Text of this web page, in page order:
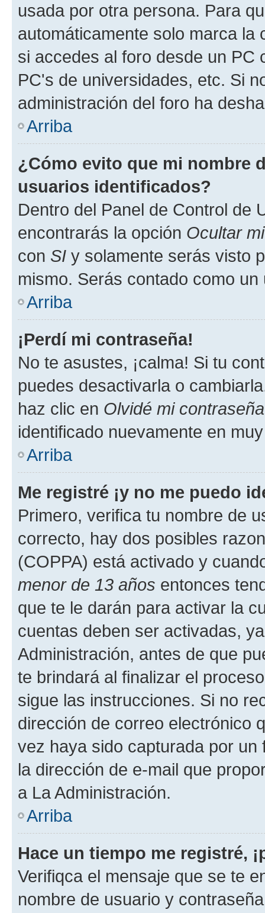
usada por otra persona. Para
automáticamente solo marca la
si accedes al foro desde un PC
PC's de universidades, etc. Si
administración del foro ha
Arriba
¿Cómo evito que mi nombre
usuarios identificados?
Dentro del Panel de Control de
encontrarás la opción Ocultar
con SI y solamente serás visto
mismo. Serás contado como un
Arriba
¡Perdí mi contraseña!
No te asustes, ¡calma! Si tu
puedes desactivarla o
haz clic en Olvidé mi contraseña
identificado nuevamente en
Arriba
Me registré ¡y no me puedo
Primero, verifica tu nombre de
correcto, hay dos posibles
(COPPA) está activado y
menor de 13 años entonces
que te le darán para activar la
cuentas deben ser activadas,
Administración, antes de que
te brindará al finalizar el
sigue las instrucciones. Si no
dirección de correo electrónico
vez haya sido capturada por
la dirección de e-mail que
a La Administración.
Arriba
Hace un tiempo me registré,
Verifiqca el mensaje que se te
nombre de usuario y